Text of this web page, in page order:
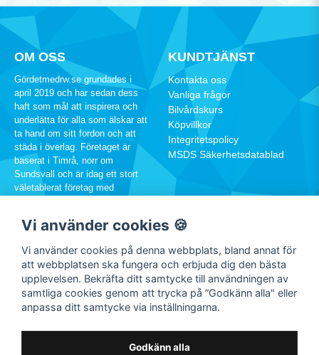
OM OSS
Gördetmedrw.se grundades i
april 2019 och har sedan dess
haft som mål att inspirera och
underlätta för alla som älskar att
ta hand om sitt fordon och att
städa i överlag. Företaget är
baserat i Timrå, norr om
Sundsvall och är idag ett stort
väletablerat företag med
info@rw.se
KUNDTJÄNST
Kontakta oss
Vanliga frågor
Bilvårdskurs
Köpvillkor
Integritetspolicy
MSDS Säkerhetsdatablad
SOCIALA MEDIER
Vi använder cookies 🍪
Vi använder cookies på denna webbplats, bland annat för
att webbplatsen ska fungera och erbjuda dig den bästa
upplevelsen. Bekräfta ditt samtycke till användningen av
samtliga cookies genom att trycka på ”Godkänn alla" eller
anpassa ditt samtycke via inställningarna.
Godkänn alla